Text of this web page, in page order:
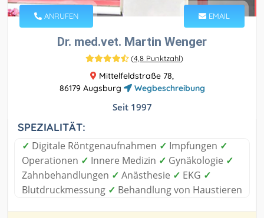
ANRUFEN EMAIL
Dr. med.vet. Martin Wenger
(4,8 Punktzahl)
Mittelfeldstraße 78,
86179 Augsburg
Wegbeschreibung
Seit 1997
SPEZIALITÄT:
✓ Digitale Röntgenaufnahmen ✓ Impfungen ✓
Operationen ✓ Innere Medizin ✓ Gynäkologie ✓
Zahnbehandlungen ✓ Anästhesie ✓ EKG ✓
Blutdruckmessung ✓ Behandlung von Haustieren